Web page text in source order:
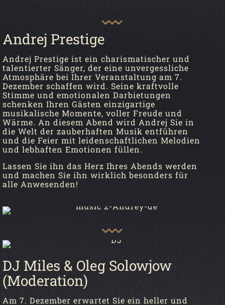
Andrej Prestige
Andrej Prestige ist ein charismatischer und
talentierter Sänger, der eine unvergessliche
Atmosphäre bei Ihrer Veranstaltung am 7.
Dezember schaffen wird. Seine kraftvolle
Stimme und emotionalen Darbietungen
schenken Ihren Gästen einzigartige
musikalische Momente, voller Freude und
Wärme. An diesem Abend wird Andrej Sie in
die Welt der zauberhaften Musik entführen
und die Feier mit leidenschaftlichen Melodien
und lebhaften Emotionen füllen.
Lassen Sie ihn das Herz Ihres Abends werden
und machen Sie ihn wirklich besonders für
alle Anwesenden!
DJ Miles & Oleg Solowjow
(Moderation)
Am 7. Dezember erwartet Sie ein heller und